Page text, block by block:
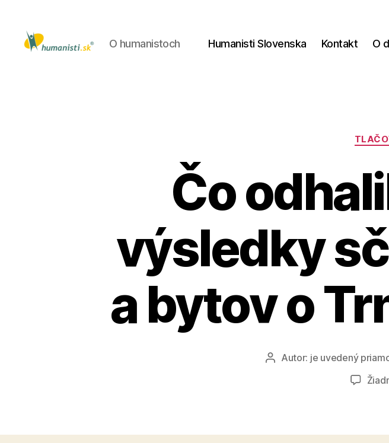
O humanistoch Humanisti Slovenska Kontakt O
Čo
výsledky
a bytov o
AutorAutor: je uvedený